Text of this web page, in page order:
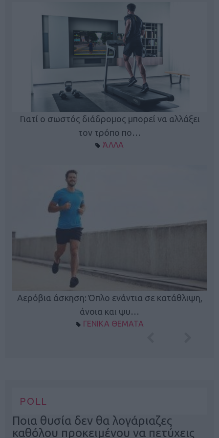
Γιατί ο σωστός διάδρομος μπορεί να αλλάξει
τον τρόπο πο…
ΆΛΛΑ
Αερόβια άσκηση: Όπλο ενάντια σε κατάθλιψη,
άνοια και ψυ…
ΓΕΝΙΚΑ ΘΕΜΑΤΑ
POLL
Ποια θυσία δεν θα λογάριαζες
καθόλου προκειμένου να πετύχεις